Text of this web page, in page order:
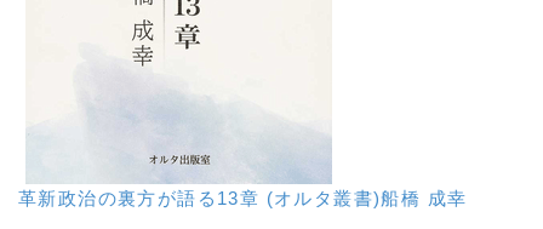
革新政治の裏方が語る13章 (オルタ叢書)船橋 成幸